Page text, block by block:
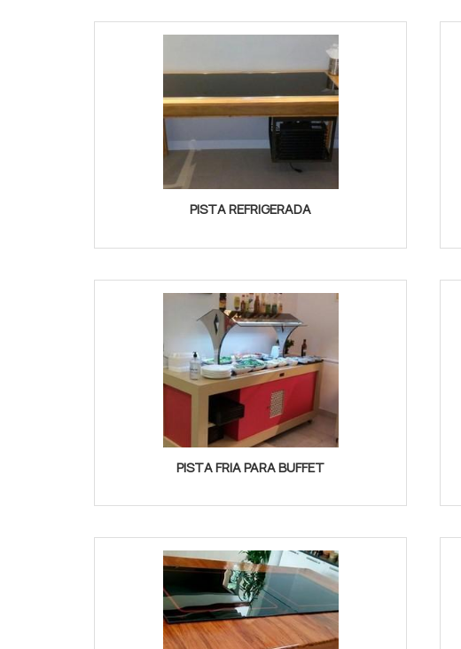
PISTA REFRIGERADA
PISTA FRIA PARA BUFFET